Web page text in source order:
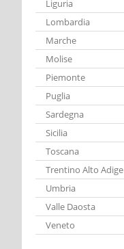
Liguria
Lombardia
Marche
Molise
Piemonte
Puglia
Sardegna
Sicilia
Toscana
Trentino Alto Adige
Umbria
Valle Daosta
Veneto